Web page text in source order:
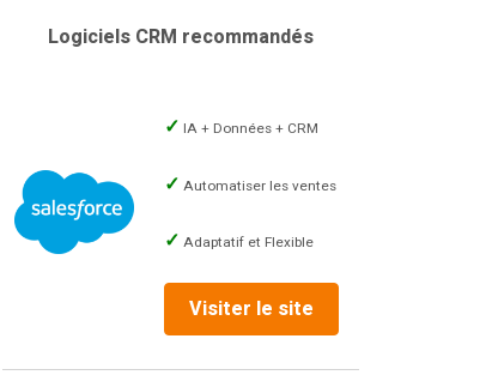
Logiciels CRM recommandés
IA + Données + CRM
Automatiser les ventes
Adaptatif et Flexible
Visiter le site